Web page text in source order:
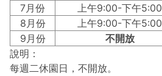
7月份
上午9:00-下午5:00
8月份
上午9:00-下午5:00
9月份
不開放
說明：
每週二休園日，不開放。